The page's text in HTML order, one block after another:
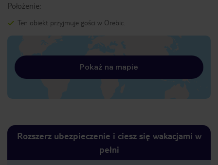
Położenie:
Ten obiekt przyjmuje gości w Orebic.
Pokaż na mapie
Rozszerz ubezpieczenie i ciesz się wakacjami w
pełni